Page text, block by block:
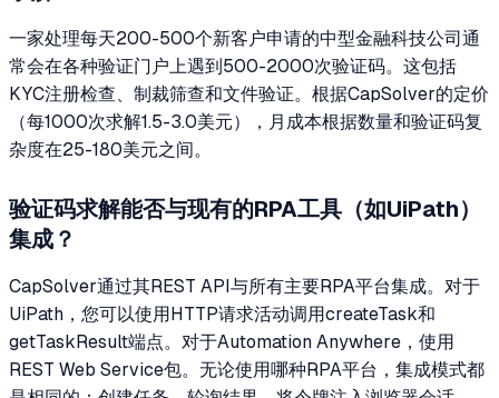
一家处理每天200-500个新客户申请的中型金融科技公司通
常会在各种验证门户上遇到500-2000次验证码。这包括
KYC注册检查、制裁筛查和文件验证。根据CapSolver的定价
（每1000次求解1.5-3.0美元），月成本根据数量和验证码复
杂度在25-180美元之间。
验证码求解能否与现有的RPA工具（如UiPath）
集成？
CapSolver通过其REST API与所有主要RPA平台集成。对于
UiPath，您可以使用HTTP请求活动调用createTask和
getTaskResult端点。对于Automation Anywhere，使用
REST Web Service包。无论使用哪种RPA平台，集成模式都